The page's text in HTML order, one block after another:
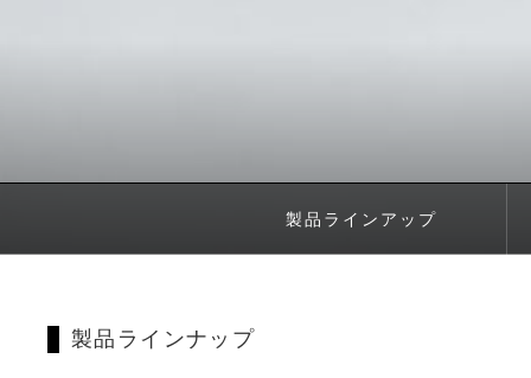
製品ラインアップ
製品ラインナップ